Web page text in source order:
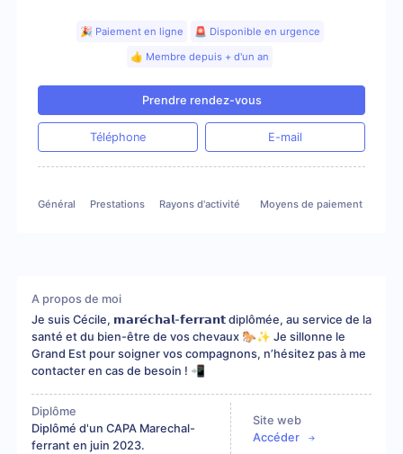
🎉 Paiement en ligne
🚨 Disponible en urgence
👍 Membre depuis + d'un an
Prendre rendez-vous
Téléphone E-mail
Général Prestations Rayons d'activité Moyens de paiement
A propos de moi
Je suis Cécile, 𝗺𝗮𝗿𝗲́𝗰𝗵𝗮𝗹-𝗳𝗲𝗿𝗿𝗮𝗻𝘁 diplômée, au service de la
santé et du bien-être de vos chevaux 🐎✨ Je sillonne le
Grand Est pour soigner vos compagnons, n’hésitez pas à me
contacter en cas de besoin ! 📲
Diplôme
Diplômé d'un CAPA Marechal-
ferrant en juin 2023.
Site web
Accéder